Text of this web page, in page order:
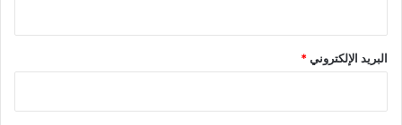
البريد الإلكتروني*